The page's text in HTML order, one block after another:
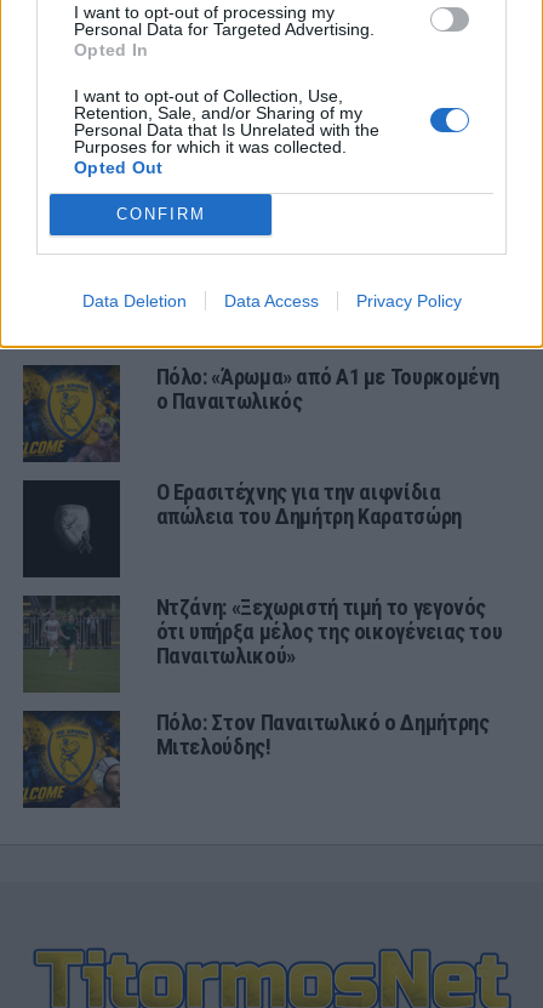
I want to opt-out of processing my
Personal Data for Targeted Advertising.
Opted In
I want to opt-out of Collection, Use,
Retention, Sale, and/or Sharing of my
Personal Data that Is Unrelated with the
Purposes for which it was collected.
Opted Out
CONFIRM
Data Deletion Data Access Privacy Policy
ΤΕΛΕΥΤΑΙΑ ΝΕΑ
Αλλάζει όνομα ο Βόλος
ΤΜΗΜΑΤΑ ΥΠΟΔΟΜΗΣ
Φιλικό στην Κορυτσά η Κ19
Πόλο: «Άρωμα» από Α1 με Τουρκομένη
ο Παναιτωλικός
Ο Ερασιτέχνης για την αιφνίδια
απώλεια του Δημήτρη Καρατσώρη
Ντζάνη: «Ξεχωριστή τιμή το γεγονός
ότι υπήρξα μέλος της οικογένειας του
Παναιτωλικού»
Πόλο: Στον Παναιτωλικό ο Δημήτρης
Μιτελούδης!